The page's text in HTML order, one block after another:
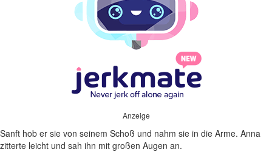
Anzeige
Sanft hob er sie von seinem Schoß und nahm sie in die Arme. Anna
zitterte leicht und sah ihn mit großen Augen an.